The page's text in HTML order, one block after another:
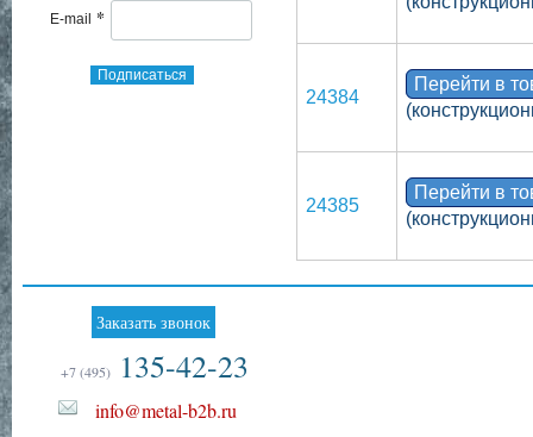
E-mail *
Подписаться
24384
Перейти в
24385
Перейти в
Заказать звонок
+7 (495) 135-42-23
info@metal-b2b.ru